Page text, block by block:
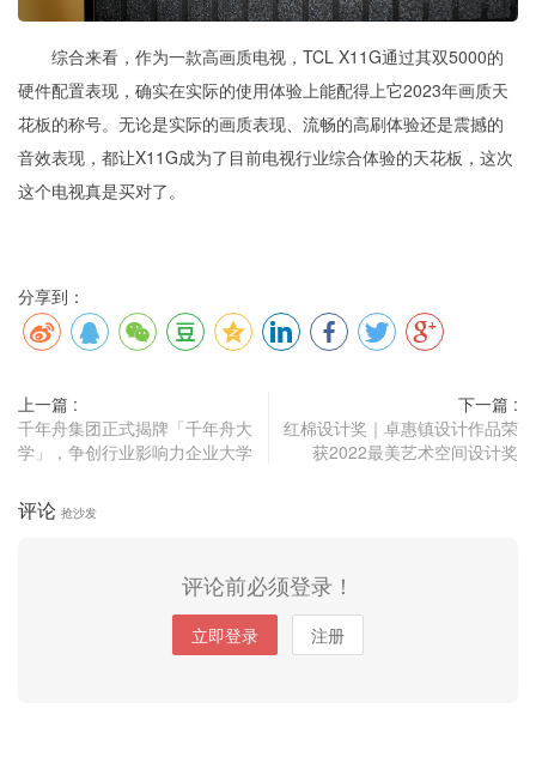
综合来看，作为一款高画质电视，TCL X11G通过其双5000的
硬件配置表现，确实在实际的使用体验上能配得上它2023年画质天
花板的称号。无论是实际的画质表现、流畅的高刷体验还是震撼的
音效表现 ，都让X11G成为了目前电视行业综合体验的天花板，这次
这个电视真是买对了。
分享到：
上一篇 :
千年舟集团正式揭牌「千年舟大
学」，争创行业影响力企业大学
下一篇 :
红棉设计奖｜卓惠镇设计作品荣
获2022最美艺术空间设计奖
评论 抢沙发
评论前必须登录！
立即登录 注册